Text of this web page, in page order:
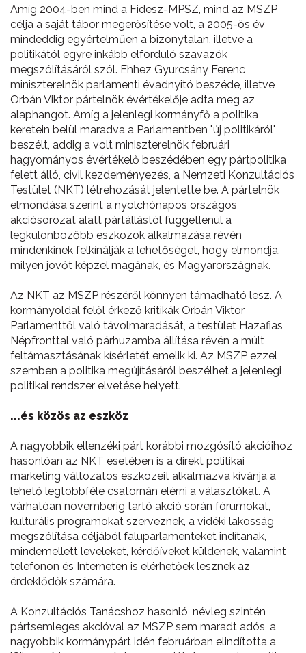
Amíg 2004-ben mind a Fidesz-MPSZ, mind az MSZP
célja a saját tábor megerősítése volt, a 2005-ös év
mindeddig egyértelműen a bizonytalan, illetve a
politikától egyre inkább elforduló szavazók
megszólításáról szól. Ehhez Gyurcsány Ferenc
miniszterelnök parlamenti évadnyitó beszéde, illetve
Orbán Viktor pártelnök évértékelője adta meg az
alaphangot. Amíg a jelenlegi kormányfő a politika
keretein belül maradva a Parlamentben "új politikáról"
beszélt, addig a volt miniszterelnök februári
hagyományos évértékelő beszédében egy pártpolitika
felett álló, civil kezdeményezés, a Nemzeti Konzultációs
Testület (NKT) létrehozását jelentette be. A pártelnök
elmondása szerint a nyolchónapos országos
akciósorozat alatt pártállástól függetlenül a
legkülönbözőbb eszközök alkalmazása révén
mindenkinek felkínálják a lehetőséget, hogy elmondja,
milyen jövőt képzel magának, és Magyarországnak.
Az NKT az MSZP részéről könnyen támadható lesz. A
kormányoldal felől érkező kritikák Orbán Viktor
Parlamenttől való távolmaradását, a testület Hazafias
Népfronttal való párhuzamba állítása révén a múlt
feltámasztásának kísérletét emelik ki. Az MSZP ezzel
szemben a politika megújításáról beszélhet a jelenlegi
politikai rendszer elvetése helyett.
...és közös az eszköz
A nagyobbik ellenzéki párt korábbi mozgósító akcióihoz
hasonlóan az NKT esetében is a direkt politikai
marketing változatos eszközeit alkalmazva kívánja a
lehető legtöbbféle csatornán elérni a választókat. A
várhatóan novemberig tartó akció során fórumokat,
kulturális programokat szerveznek, a vidéki lakosság
megszólítása céljából faluparlamenteket indítanak,
mindemellett leveleket, kérdőíveket küldenek, valamint
telefonon és Interneten is elérhetőek lesznek az
érdeklődők számára.
A Konzultációs Tanácshoz hasonló, névleg szintén
pártsemleges akcióval az MSZP sem maradt adós, a
nagyobbik kormánypárt idén februárban elindította a